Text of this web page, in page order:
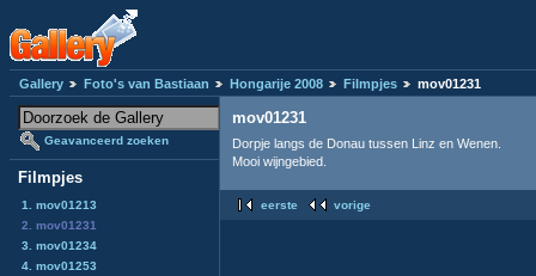
Gallery Foto's van Bastiaan Hongarije 2008 Filmpjes mov01231
Geavanceerd zoeken
Filmpjes
1. mov01213
2. mov01231
3. mov01234
4. mov01253
mov01231
Dorpje langs de Donau tussen Linz en Wenen.
Mooi wijngebied.
eerste vorige